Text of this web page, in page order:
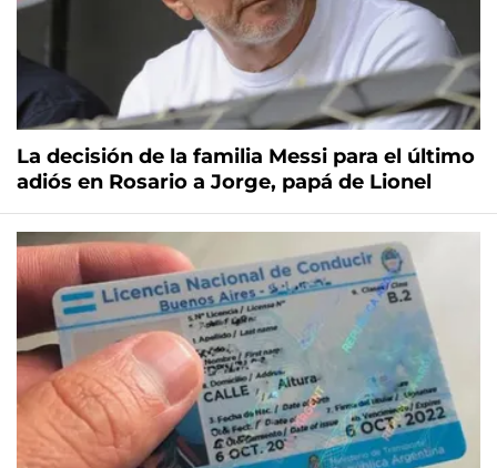
La decisión de la familia Messi para el último
adiós en Rosario a Jorge, papá de Lionel